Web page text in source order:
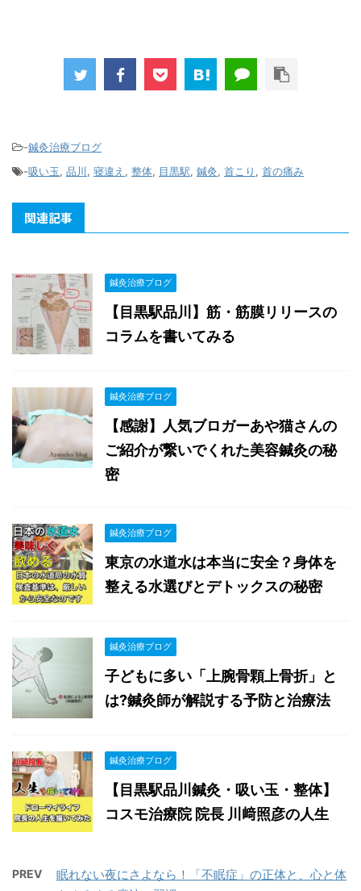
-鍼灸治療ブログ
-吸い玉, 品川, 寝違え , 整体, 目黒駅, 鍼灸, 首こり , 首の痛み
関連記事
鍼灸治療ブログ
【目黒駅品川】筋・筋膜リリースの
コラムを書いてみる
鍼灸治療ブログ
【感謝】人気ブロガーあや猫さんの
ご紹介が繋いでくれた美容鍼灸の秘
密
鍼灸治療ブログ
東京の水道水は本当に安全？身体を
整える水選びとデトックスの秘密
鍼灸治療ブログ
子どもに多い「上腕骨顆上骨折」と
は?鍼灸師が解説する予防と治療法
鍼灸治療ブログ
【目黒駅品川鍼灸・吸い玉・整体】
コスモ治療院 院長 川﨑照彦の人生
PREV
眠れない夜にさよなら！「不眠症」の正体と、心と体